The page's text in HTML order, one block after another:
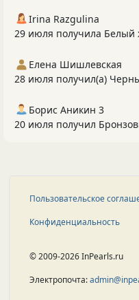
Irina Razgulina
29 июля получила Белый
Елена Шишлевская
28 июля получил(а)
Борис Аникин 3
20 июля получил
Пользовательское
Конфиденциальность
© 2009-2026 InPearls.ru
Электропочта: